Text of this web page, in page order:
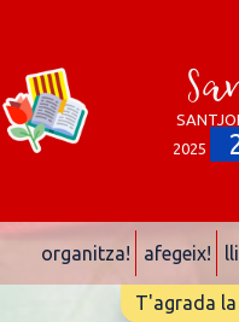
2025
organitza! afegeix!
T'agrada la